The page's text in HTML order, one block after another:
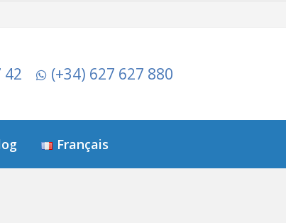
42 (+34) 627 627 880
Français